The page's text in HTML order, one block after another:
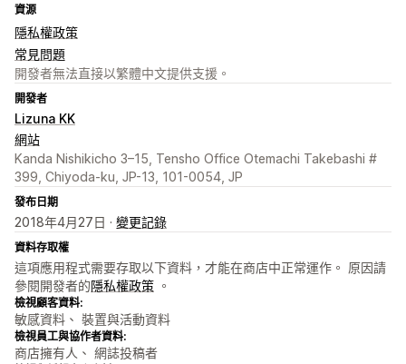
資源
隱私權政策
常見問題
開發者無法直接以繁體中文提供支援。
開發者
Lizuna KK
網站
Kanda Nishikicho 3–15, Tensho Office Otemachi Takebashi #
399, Chiyoda-ku, JP-13, 101-0054, JP
發布日期
2018年4月27日 · 變更記錄
資料存取權
這項應用程式需要存取以下資料，才能在商店中正常運作。 原因請
參閱開發者的隱私權政策 。
檢視顧客資料:
敏感資料、 裝置與活動資料
檢視員工與協作者資料:
商店擁有人、 網誌投稿者